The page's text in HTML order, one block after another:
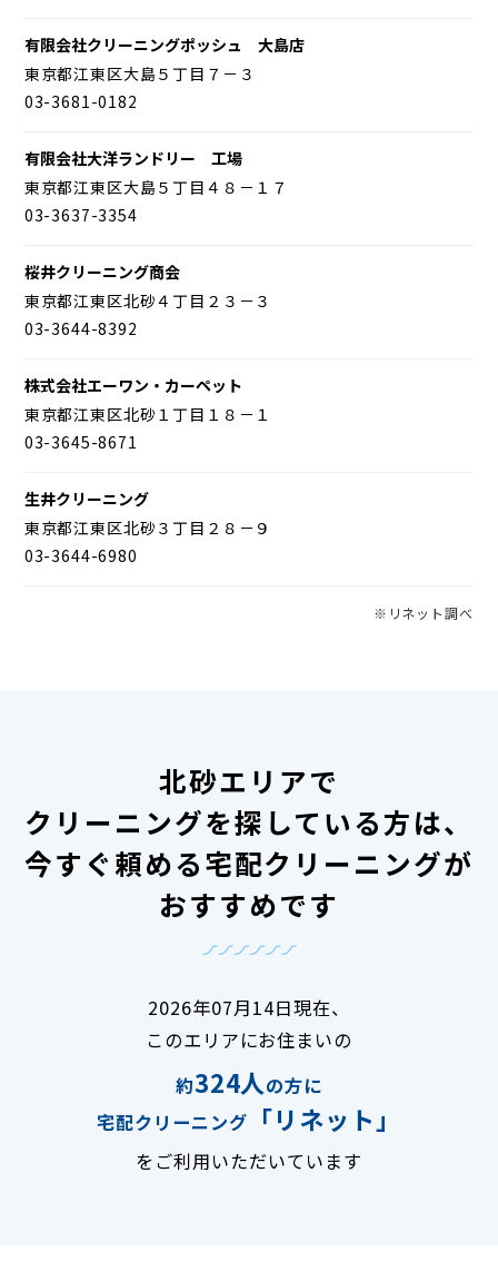
有限会社クリーニングポッシュ 大島店
東京都江東区大島５丁目７－３
03-3681-0182
有限会社大洋ランドリー 工場
東京都江東区大島５丁目４８－１７
03-3637-3354
桜井クリーニング商会
東京都江東区北砂４丁目２３－３
03-3644-8392
株式会社エーワン・カーペット
東京都江東区北砂１丁目１８－１
03-3645-8671
生井クリーニング
東京都江東区北砂３丁目２８－９
03-3644-6980
※リネット調べ
北砂エリアで
クリーニングを探している方は、
今すぐ頼める宅配クリーニングが
おすすめです
2026年07月14日現在、
このエリアにお住まいの
約324人の方に
宅配クリーニング
「リネット」
をご利用いただいています